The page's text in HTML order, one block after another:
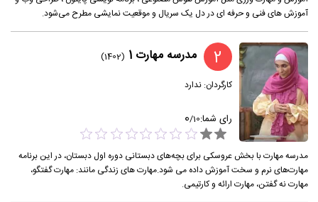
آموزش های فنی و حرفه ای در دل یک سریال و موقعیت نمایشی مطرح می‌شود.
2 مدرسه مهارت 1 (1402)
کارگردان:ندارد
رای شما: 0/10
مدرسه مهارت با بخش عروسکی برای بچه‌های دبستانی دوره اول دبستان، در این برنامه
مهارت‌های نرم و سخت آموزش داده می شود.مهارت های زندگی مانند: مهارت گفتگو،
مهارت نه گفتن، مهارت ارائه و کارتیمی.